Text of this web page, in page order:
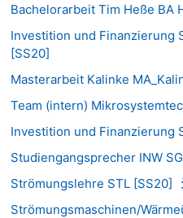
Bachelorarbeit Tim Heße BA
Investition und Finanzierung
[SS20]
Masterarbeit Kalinke
Team (intern)
Investition und Finanzierung
Studiengangsprecher INW
Strömungslehre STL [SS20]
Strömungsmaschinen/